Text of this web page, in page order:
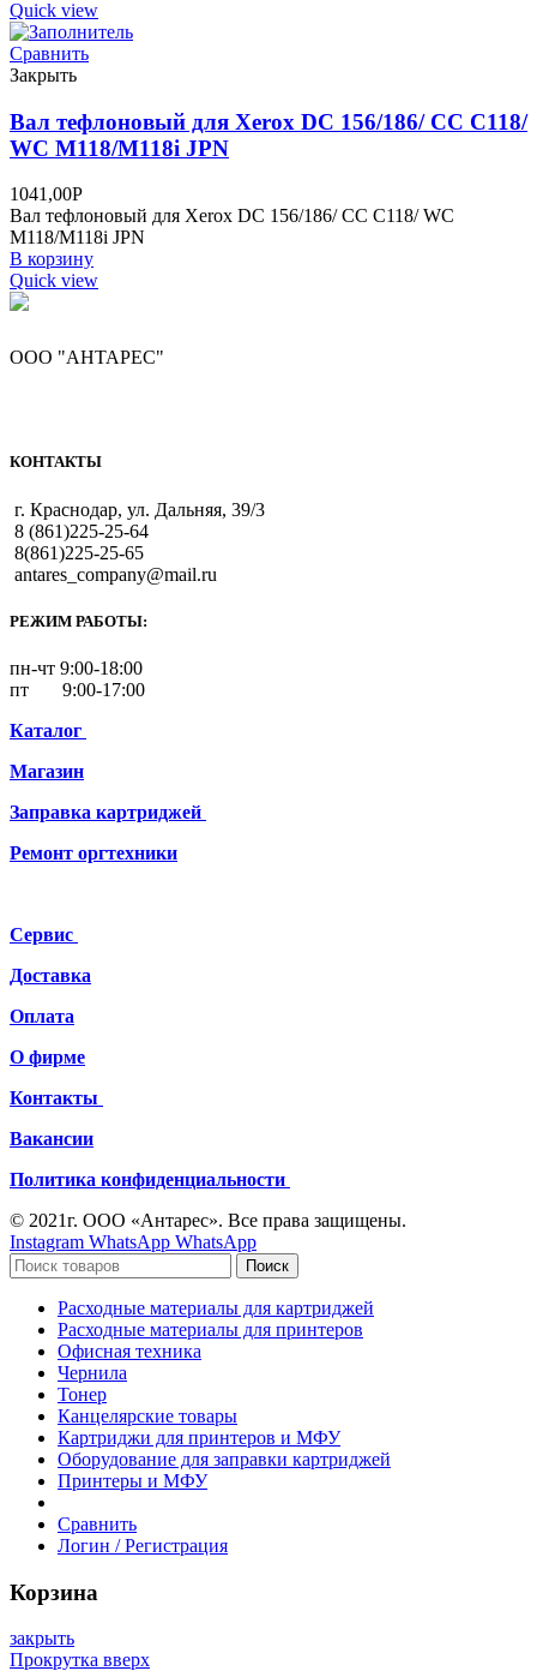
Quick view
Сравнить
Закрыть
Вал тефлоновый для Xerox DC 156/186/ CC C118/
WC M118/M118i JPN
1041,00Р
Вал тефлоновый для Xerox DC 156/186/ CC C118/ WC
M118/M118i JPN
В корзину
Quick view
ООО "АНТАРЕС"
КОНТАКТЫ
г. Краснодар, ул. Дальняя, 39/3
8 (861)225-25-64
8(861)225-25-65
antares_company@mail.ru
РЕЖИМ РАБОТЫ:
пн-чт 9:00-18:00
пт 9:00-17:00
Каталог
Магазин
Заправка картриджей
Ремонт оргтехники
Сервис
Доставка
Оплата
О фирме
Контакты
Вакансии
Политика конфиденциальности
© 2021г. ООО «Антарес». Все права защищены.
Instagram WhatsApp WhatsApp
Поиск
Расходные материалы для картриджей
Расходные материалы для принтеров
Офисная техника
Чернила
Тонер
Канцелярские товары
Картриджи для принтеров и МФУ
Оборудование для заправки картриджей
Принтеры и МФУ
Сравнить
Логин / Регистрация
Корзина
закрыть
Прокрутка вверх